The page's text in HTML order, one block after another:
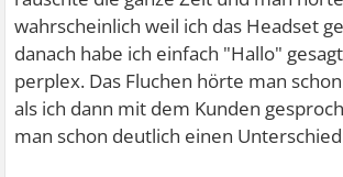
wahrscheinlich weil ich das Headset
danach habe ich einfach "Hallo"
perplex. Das Fluchen hörte man
als ich dann mit dem Kunden
man schon deutlich einen